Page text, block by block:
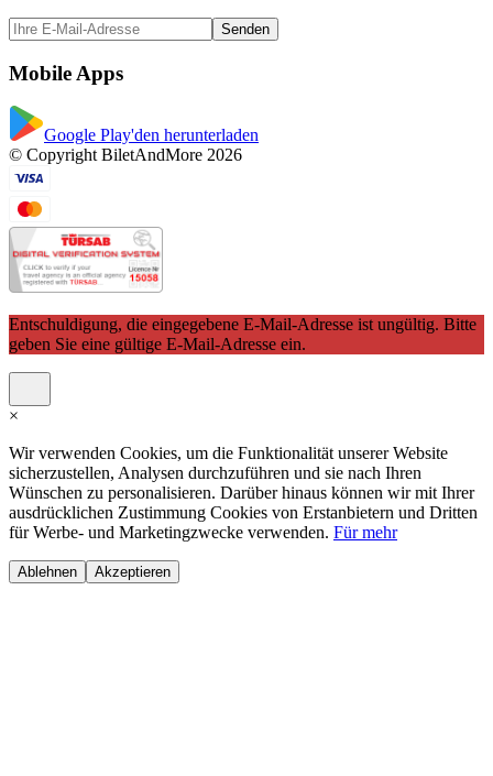
Senden
Mobile Apps
Google Play'den herunterladen
© Copyright BiletAndMore 2026
Entschuldigung, die eingegebene E-Mail-Adresse ist ungültig. Bitte
geben Sie eine gültige E-Mail-Adresse ein.
×
Wir verwenden Cookies, um die Funktionalität unserer Website
sicherzustellen, Analysen durchzuführen und sie nach Ihren
Wünschen zu personalisieren. Darüber hinaus können wir mit Ihrer
ausdrücklichen Zustimmung Cookies von Erstanbietern und Dritten
für Werbe- und Marketingzwecke verwenden. Für mehr
Ablehnen Akzeptieren